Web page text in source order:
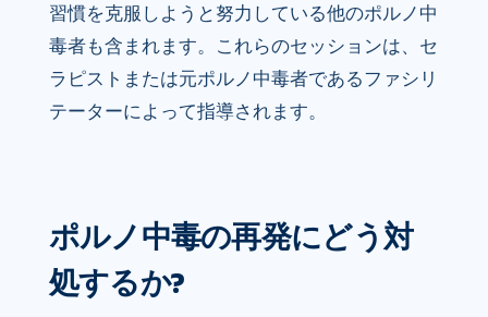
習慣を克服しようと努力している他のポルノ中
毒者も含まれます。これらのセッションは、セ
ラピストまたは元ポルノ中毒者であるファシリ
テーターによって指導されます。
ポルノ中毒の再発にどう対
処するか?